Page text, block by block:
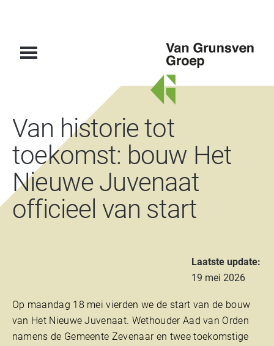
Grunsven
Groep
Van historie tot
toekomst: bouw Het
Nieuwe Juvenaat
officieel van start
Laatste update:
19 mei 2026
Op maandag 18 mei vierden we de start van de bouw
van Het Nieuwe Juvenaat. Wethouder Aad van Orden
namens de Gemeente Zevenaaren twee toekomstige